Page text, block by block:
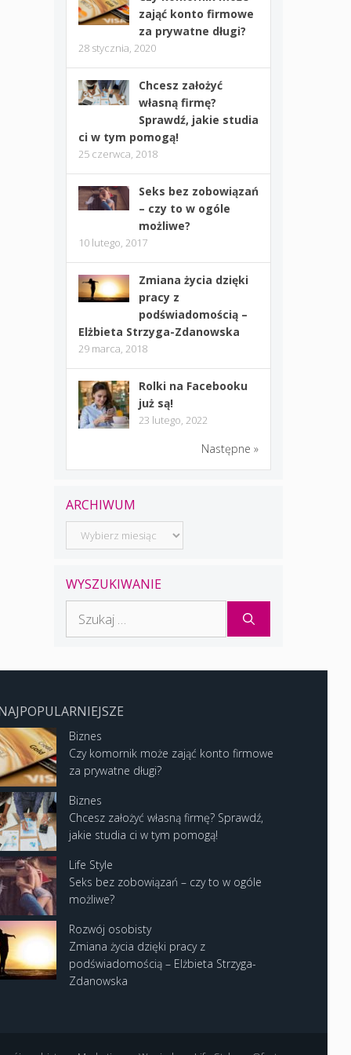
zająć konto firmowe
za prywatne długi?
28 stycznia, 2020
Chcesz założyć
własną firmę?
Sprawdź, jakie studia
ci w tym pomogą!
25 czerwca, 2018
Seks bez zobowiązań
– czy to w ogóle
możliwe?
10 lutego, 2017
Zmiana życia dzięki
pracy z
podświadomością –
Elżbieta Strzyga-Zdanowska
29 marca, 2018
Rolki na Facebooku
już są!
23 lutego, 2022
Następne »
ARCHIWUM
Archiwum
WYSZUKIWANIE
Biznes
Czy komornik może zająć konto firmowe
za prywatne długi?
Biznes
Chcesz założyć własną firmę? Sprawdź,
jakie studia ci w tym pomogą!
Life Style
Seks bez zobowiązań – czy to w ogóle
możliwe?
Rozwój osobisty
Zmiana życia dzięki pracy z
podświadomością – Elżbieta Strzyga-
Zdanowska